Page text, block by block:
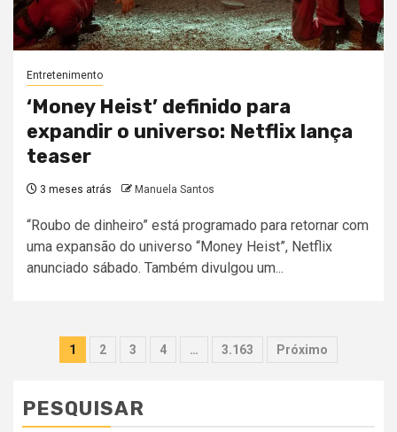
Entretenimento
‘Money Heist’ definido para
expandir o universo: Netflix lança
teaser
3 meses atrás Manuela Santos
“Roubo de dinheiro” está programado para retornar com
uma expansão do universo “Money Heist”, Netflix
anunciado sábado. Também divulgou um...
Paginação
conteúdos
1 2 3 4 … 3.163 Próximo
PESQUISAR